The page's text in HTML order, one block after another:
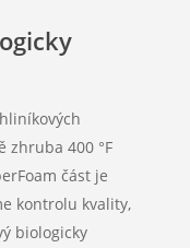
zhruba 400 °F
část je
kontrolu kvality,
biologicky